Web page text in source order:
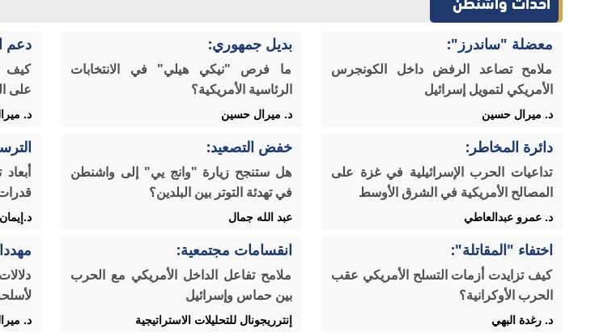
معضلة "ساندرز":
ملامح تصاعد الرفض داخل الكونجرس
الأمريكي لتمويل إسرائيل
د. ميرال حسين
بديل جمهوري:
ما فرص "نيكي هيلي" في الانتخابات
الرئاسية الأمريكية؟
د. ميرال حسين
دعم
كيف
على
د.
دائرة المخاطر:
تداعيات الحرب الإسرائيلية في غزة على
المصالح الأمريكية في الشرق الأوسط
د. عمرو عبدالعاطي
خفض التصعيد:
هل ستنجح زيارة "وانج يي" إلى واشنطن
في تهدئة التوتر بين البلدين؟
عبد الله جمال
اختفاء "المقاتلة":
كيف تزايدت أزمات التسلح الأمريكي عقب
الحرب الأوكرانية؟
د. رغدة البهي
انقسامات مجتمعية:
ملامح تفاعل الداخل الأمريكي مع الحرب
بين حماس وإسرائيل
إنترريجونال للتحليلات الاستراتيجية د.